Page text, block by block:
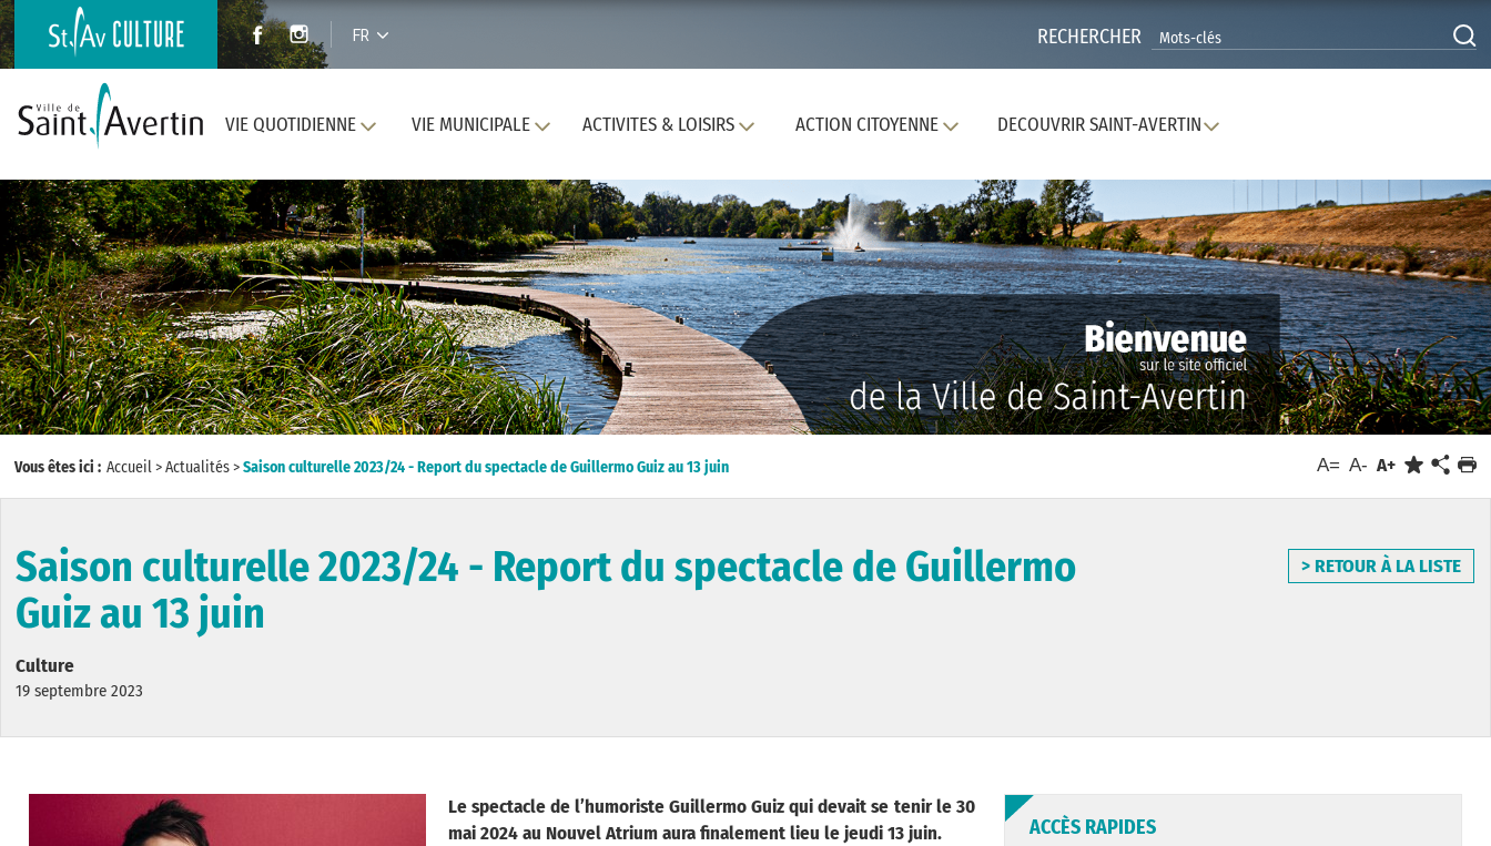
FR RECHERCHER
VIE QUOTIDIENNE VIE MUNICIPALE ACTIVITES & LOISIRS ACTION CITOYENNE DECOUVRIR SAINT-AVERTIN
Vous êtes ici : Accueil>Actualités>Saison culturelle 2023/24 - Report du spectacle de Guillermo Guiz au 13 juin A= A- A+
Saison culturelle 2023/24 - Report du spectacle de Guillermo
Guiz au 13 juin
> RETOUR À LA LISTE
Culture
19 septembre 2023
Le spectacle de l’humoriste Guillermo Guiz qui devait se tenir le 30
mai 2024 au Nouvel Atrium aura finalement lieu le jeudi 13 juin.
ACCÈS RAPIDES